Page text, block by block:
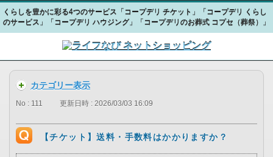
くらしを豊かに彩る4つのサービス「コープデリ チケット」「コープデリ くらし
のサービス」「コープデリ ハウジング」「コープデリのお葬式 コプセ（葬祭）」
カテゴリー表示
No : 111 更新日時 : 2026/03/03 16:09
【チケット】送料・手数料はかかりますか？